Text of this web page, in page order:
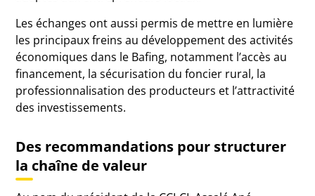
Les échanges ont aussi permis de mettre en lumière
les principaux freins au développement des activités
économiques dans le Bafing, notamment l’accès au
financement, la sécurisation du foncier rural, la
professionnalisation des producteurs et l’attractivité
des investissements.
Des recommandations pour structurer
la chaîne de valeur